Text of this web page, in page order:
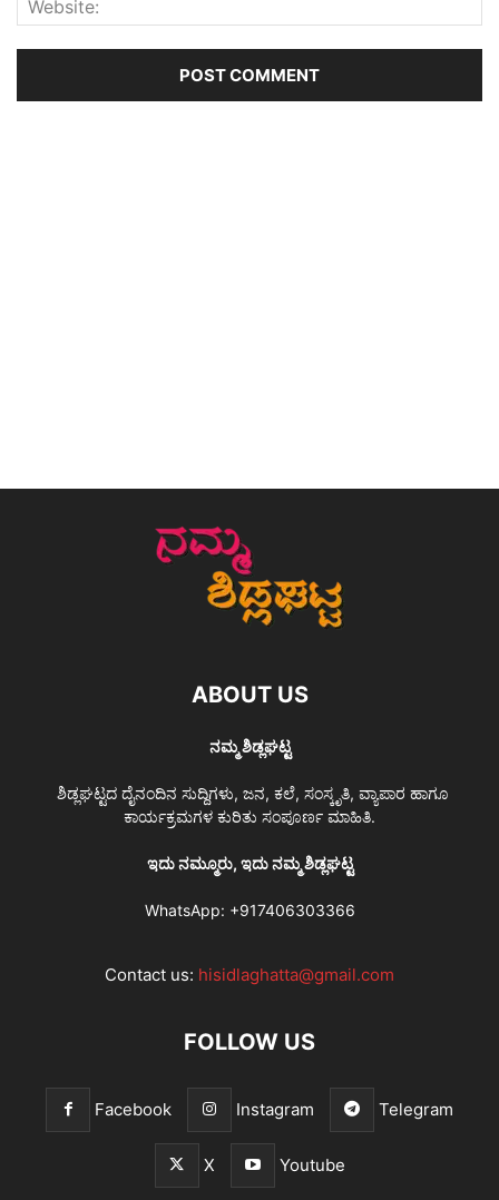
ABOUT US
ನಮ್ಮ ಶಿಡ್ಲಘಟ್ಟ
ಶಿಡ್ಲಘಟ್ಟದ ದೈನಂದಿನ ಸುದ್ದಿಗಳು, ಜನ, ಕಲೆ, ಸಂಸ್ಕೃತಿ, ವ್ಯಾಪಾರ ಹಾಗೂ
ಕಾರ್ಯಕ್ರಮಗಳ ಕುರಿತು ಸಂಪೂರ್ಣ ಮಾಹಿತಿ.
ಇದು ನಮ್ಮೂರು, ಇದು ನಮ್ಮ ಶಿಡ್ಲಘಟ್ಟ
WhatsApp: +917406303366
Contact us: hisidlaghatta@gmail.com
FOLLOW US
Facebook Instagram Telegram
X Youtube